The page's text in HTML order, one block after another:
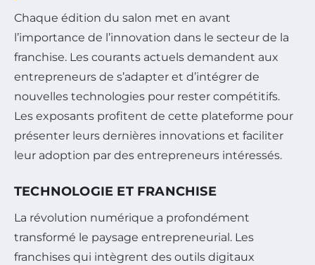
Chaque édition du salon met en avant
l’importance de l’innovation dans le secteur de la
franchise. Les courants actuels demandent aux
entrepreneurs de s’adapter et d’intégrer de
nouvelles technologies pour rester compétitifs.
Les exposants profitent de cette plateforme pour
présenter leurs dernières innovations et faciliter
leur adoption par des entrepreneurs intéressés.
TECHNOLOGIE ET FRANCHISE
La révolution numérique a profondément
transformé le paysage entrepreneurial. Les
franchises qui intègrent des outils digitaux